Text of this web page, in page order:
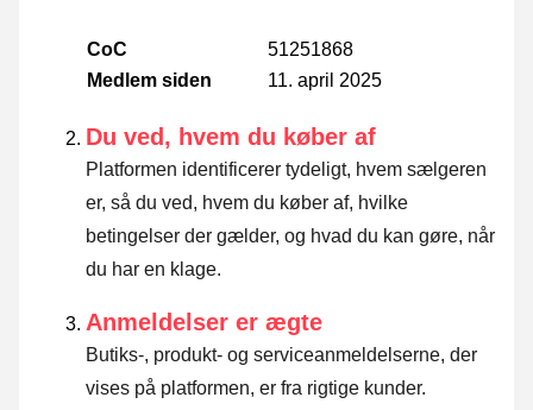
CoC
51251868
Medlem siden
11. april 2025
Du ved, hvem du køber af
Platformen identificerer tydeligt, hvem sælgeren
er, så du ved, hvem du køber af, hvilke
betingelser der gælder, og hvad du kan gøre, når
du har en klage.
Anmeldelser er ægte
Butiks-, produkt- og serviceanmeldelserne, der
vises på platformen, er fra rigtige kunder.